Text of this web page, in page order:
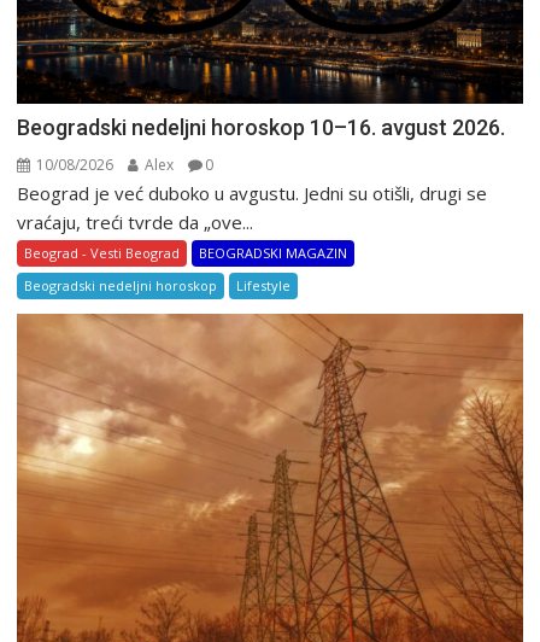
Beogradski nedeljni horoskop 10–16. avgust 2026.
10/08/2026 Alex 0
Beograd je već duboko u avgustu. Jedni su otišli, drugi se
vraćaju, treći tvrde da „ove...
Beograd - Vesti Beograd
BEOGRADSKI MAGAZIN
Beogradski nedeljni horoskop
Lifestyle